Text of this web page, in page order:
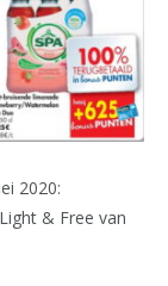
2020:
& Free van